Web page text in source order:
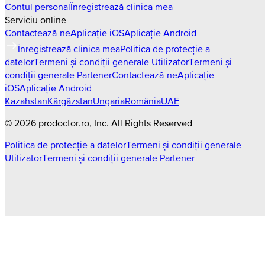
Contul personalÎnregistrează clinica mea
Serviciu online
Contactează-neAplicație iOSAplicație Android
Înregistrează clinica meaPolitica de protecție a
datelorTermeni și condiții generale UtilizatorTermeni și
condiții generale PartenerContactează-neAplicație
iOSAplicație Android
KazahstanKârgâzstanUngariaRomâniaUAE
© 2026 prodoctor.ro, Inc. All Rights Reserved
Politica de protecție a datelorTermeni și condiții generale
UtilizatorTermeni și condiții generale Partener